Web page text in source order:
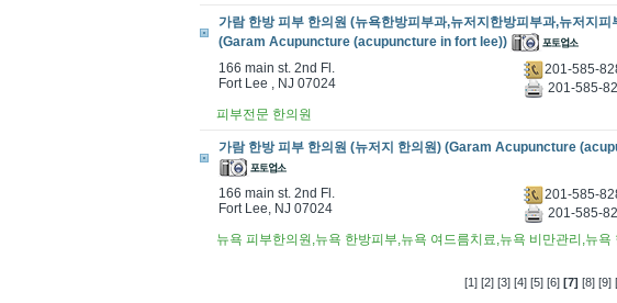
가람 한방 피부 한의원 (뉴욕한방피부과,뉴저지한방피부과,뉴저지
(Garam Acupuncture (acupuncture in fort lee))
166 main st. 2nd Fl.
Fort Lee , NJ 07024
201-585-
201-585-
피부전문 한의원
가람 한방 피부 한의원 (뉴저지 한의원) (Garam Acupuncture
166 main st. 2nd Fl.
Fort Lee, NJ 07024
201-585-
201-585-
뉴욕 피부한의원,뉴욕 한방피부,뉴욕 여드름치료,뉴욕 비만관리,뉴욕
[1] [2] [3] [4] [5] [6] [7] [8] [9]